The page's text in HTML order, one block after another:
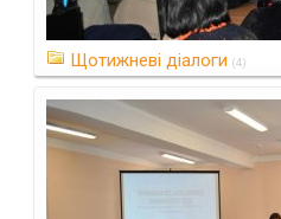
Щотижневі діалоги (4)